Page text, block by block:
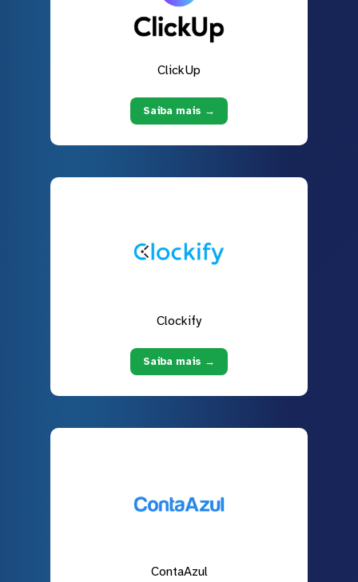
ClickUp
Saiba mais →
Clockify
Saiba mais →
ContaAzul